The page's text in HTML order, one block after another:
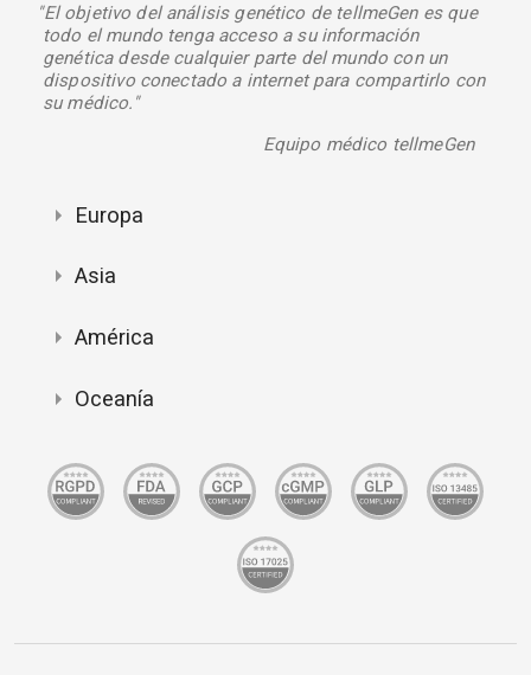
"El objetivo del análisis genético de tellmeGen es que
todo el mundo tenga acceso a su información
genética desde cualquier parte del mundo con un
dispositivo conectado a internet para compartirlo con
su médico."
Equipo médico tellmeGen
Europa
Asia
América
Oceanía